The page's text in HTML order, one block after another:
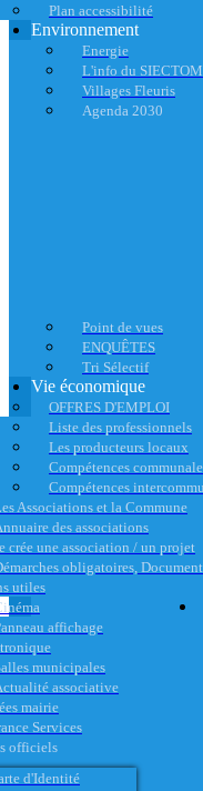
Plan accessibilité
Environnement
Energie
L'info du SIECTOM
Villages Fleuris
Agenda 2030
Point de vues
ENQUÊTES
Tri Sélectif
Vie économique
OFFRES D'EMPLOI
Liste des professionnels
Les producteurs locaux
Compétences
Compétences
Associations et la Commune
des associations
crée une association / un projet
obligatoires,
utiles
affichage
municipales
associative
mairie
Services
officiels
d'Identité